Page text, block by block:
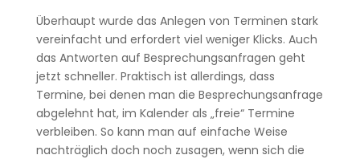
Überhaupt wurde das Anlegen von Terminen stark
vereinfacht und erfordert viel weniger Klicks. Auch
das Antworten auf Besprechungsanfragen geht
jetzt schneller. Praktisch ist allerdings, dass
Termine, bei denen man die Besprechungsanfrage
abgelehnt hat, im Kalender als „freie“ Termine
verbleiben. So kann man auf einfache Weise
nachträglich doch noch zusagen, wenn sich die